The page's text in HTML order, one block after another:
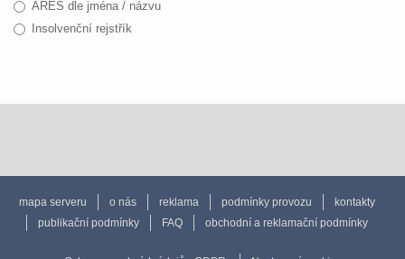
ARES dle jména / názvu
Insolvenční rejstřík
mapa serveru o nás reklama podmínky provozu
kontakty
publikační podmínky
FAQ obchodní a reklamační podmínky